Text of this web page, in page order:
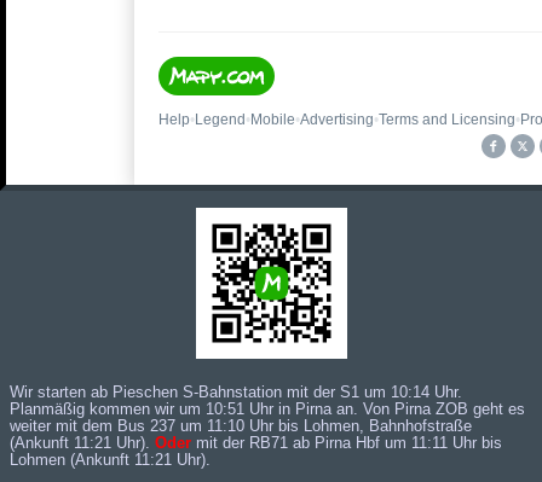
Wir starten ab Pieschen S-Bahnstation mit der S1 um 10:14 Uhr.
Planmäßig kommen wir um 10:51 Uhr in Pirna an. Von Pirna ZOB geht es
weiter mit dem Bus 237 um 11:10 Uhr bis Lohmen, Bahnhofstraße
(Ankunft 11:21 Uhr). Oder mit der RB71 ab Pirna Hbf um 11:11 Uhr bis
Lohmen (Ankunft 11:21 Uhr).